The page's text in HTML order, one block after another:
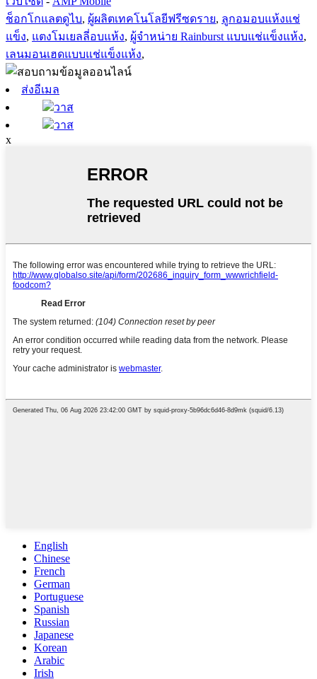
ช็อกโกแลตดูไบ, ผู้ผลิตเทคโนโลยีฟรีซดราย, ลูกอมอบแห้งแช่
แข็ง, แตงโมเยลลี่อบแห้ง, ผู้จำหน่าย Rainburst แบบแช่แข็งแห้ง,
เลนมอนเฮดแบบแช่แข็งแห้ง,
ส่งอีเมล
วาส
วาส
x
English
Chinese
French
German
Portuguese
Spanish
Russian
Japanese
Korean
Arabic
Irish